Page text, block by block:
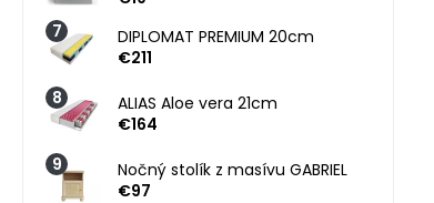
DIPLOMAT PREMIUM 20cm
€211
ALIAS Aloe vera 21cm
€164
Nočný stolík z masívu GABRIEL
€97